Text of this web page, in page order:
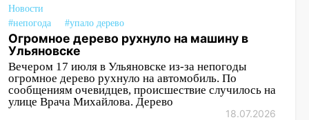
Новости
#непогода
#упало дерево
Огромное дерево рухнуло на машину в
Ульяновске
Вечером 17 июля в Ульяновске из-за непогоды
огромное дерево рухнуло на автомобиль. По
сообщениям очевидцев, происшествие случилось на
улице Врача Михайлова. Дерево
18.07.2026